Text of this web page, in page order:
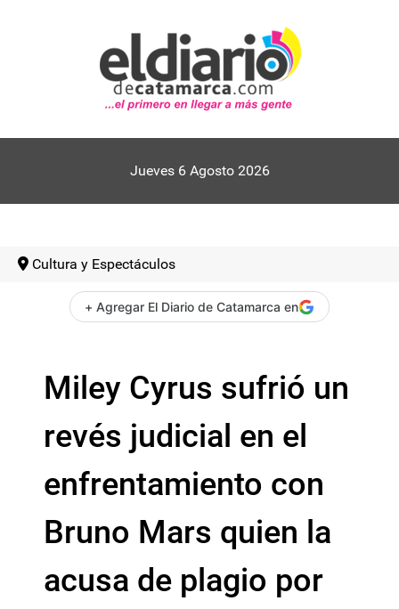
Jueves 6 Agosto 2026
Cultura y Espectáculos
+ Agregar El Diario de Catamarca en
Miley Cyrus sufrió un
revés judicial en el
enfrentamiento con
Bruno Mars quien la
acusa de plagio por